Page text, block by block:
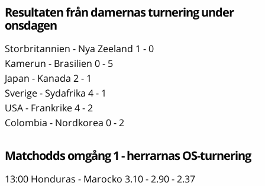
Resultaten från damernas turnering under
onsdagen
Storbritannien - Nya Zeeland 1 - 0
Kamerun - Brasilien 0 - 5
Japan - Kanada 2 - 1
Sverige - Sydafrika 4 - 1
USA - Frankrike 4 - 2
Colombia - Nordkorea 0 - 2
Matchodds omgång 1 - herrarnas OS-turnering
13:00 Honduras - Marocko 3.10 - 2.90 - 2.37